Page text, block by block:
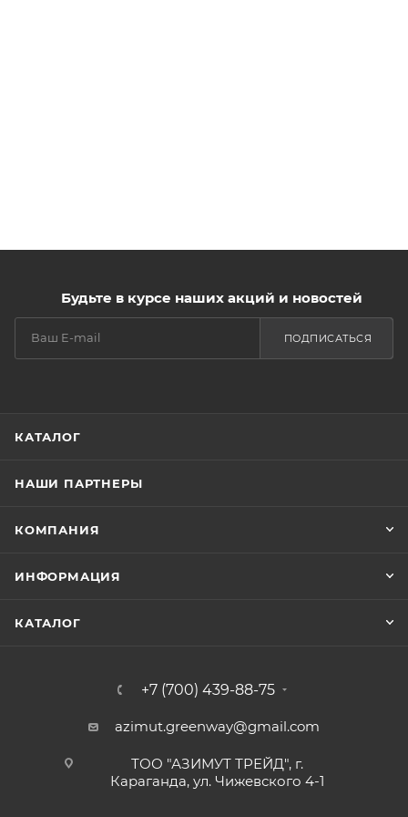
Будьте в курсе наших акций и новостей
ПОДПИСАТЬСЯ
КАТАЛОГ
НАШИ ПАРТНЕРЫ
КОМПАНИЯ
ИНФОРМАЦИЯ
КАТАЛОГ
+7 (700) 439-88-75
azimut.greenway@gmail.com
ТОО "АЗИМУТ ТРЕЙД", г.
Караганда, ул. Чижевского 4-1